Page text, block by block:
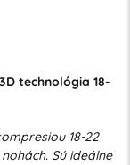
technológia 18-
18-22
Sú ideálne